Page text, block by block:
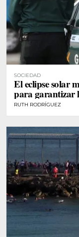
SOCIEDAD
El eclipse solar
para garantizar
RUTH RODRÍGUEZ